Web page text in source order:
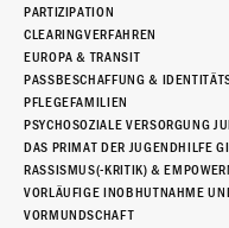
PARTIZIPATION
CLEARINGVERFAHREN
EUROPA & TRANSIT
PASSBESCHAFFUNG &
PFLEGEFAMILIEN
PSYCHOSOZIALE VERSORGUNG
DAS PRIMAT DER JUGENDHILFE
RASSISMUS(-KRITIK) &
VORLÄUFIGE INOBHUTNAHME
VORMUNDSCHAFT